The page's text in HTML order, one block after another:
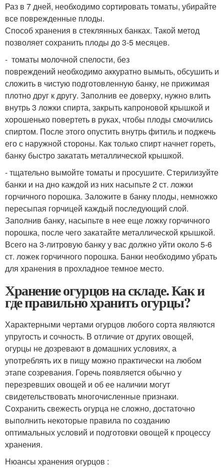
Раз в 7 дней, необходимо сортировать томаты, убирайте
все поврежденные плоды.
Способ хранения в стеклянных банках. Такой метод
позволяет сохранить плоды до 3-5 месяцев.
- томаты молочной спелости, без
повреждений необходимо аккуратно вымыть, обсушить и
сложить в чистую подготовленную банку, не прижимая
плотно друг к другу. Заполнив ее доверху, нужно влить
внутрь 3 ложки спирта, закрыть капроновой крышкой и
хорошенько повертеть в руках, чтобы плоды смочились
спиртом. После этого опустить внутрь фитиль и поджечь
его с наружной стороны. Как только спирт начнет гореть,
банку быстро закатать металлической крышкой.
- тщательно вымойте томаты и просушите. Стерилизуйте
банки и на дно каждой из них насыпьте 2 ст. ложки
горчичного порошка. Заложите в банку плоды, немножко
пересыпая горчицей каждый последующий слой.
Заполнив банку, насыпьте в нее еще ложку горчичного
порошка, после чего закатайте металлической крышкой.
Всего на 3-литровую банку у вас должно уйти около 5-6
ст. ложек горчичного порошка. Банки необходимо убрать
для хранения в прохладное темное место.
Хранение огурцов на складе. Как и
где правильно хранить огурцы?
Характерными чертами огурцов любого сорта являются
упругость и сочность. В отличие от других овощей,
огурцы не дозревают в домашних условиях, а
употреблять их в пищу можно практически на любом
этапе созревания. Горечь появляется обычно у
перезревших овощей и об ее наличии могут
свидетельствовать многочисленные признаки.
Сохранить свежесть огурца не сложно, достаточно
выполнить некоторые правила по созданию
оптимальных условий и подготовки овощей к процессу
хранения.
Нюансы хранения огурцов :